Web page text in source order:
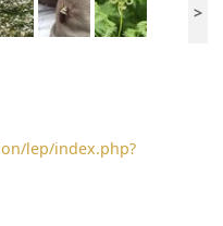
>
lep/index.php?